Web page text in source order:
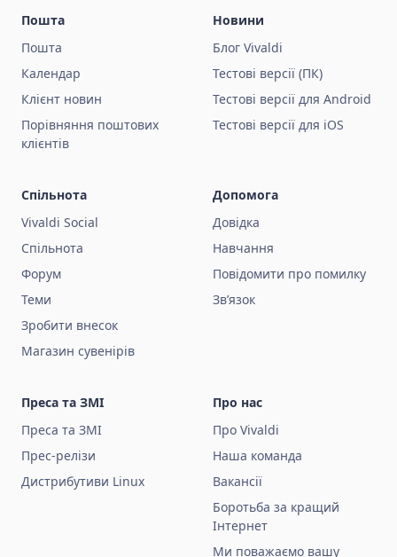
Пошта
Пошта
Календар
Клієнт новин
Порівняння поштових
клієнтів
Новини
Блог Vivaldi
Тестові версії (ПК)
Тестові версії для Android
Тестові версії для iOS
Спільнота
Vivaldi Social
Спільнота
Форум
Теми
Зробити внесок
Магазин сувенірів
Допомога
Довідка
Навчання
Повідомити про помилку
Зв’язок
Преса та ЗМІ
Преса та ЗМІ
Прес-релізи
Дистрибутиви Linux
Про нас
Про Vivaldi
Наша команда
Вакансії
Боротьба за кращий
Інтернет
Ми поважаємо вашу